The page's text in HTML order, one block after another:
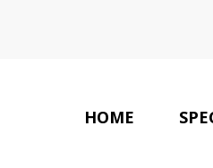
HOME